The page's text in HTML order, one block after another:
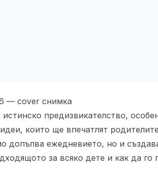
предизвикателство,
които ще впечатлят
допълва ежедневието, но и
за всяко дете и как да го